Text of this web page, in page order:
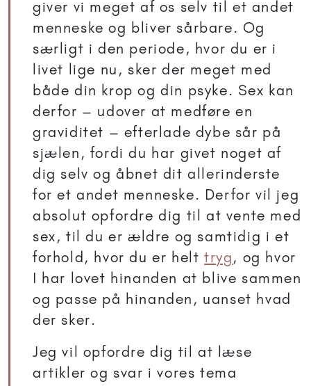
giver vi meget af os selv til et andet
menneske og bliver sårbare. Og
særligt i den periode, hvor du er i
livet lige nu, sker der meget med
både din krop og din psyke. Sex kan
derfor – udover at medføre en
graviditet – efterlade dybe sår på
sjælen, fordi du har givet noget af
dig selv og åbnet dit allerinderste
for et andet menneske. Derfor vil jeg
absolut opfordre dig til at vente med
sex, til du er ældre og samtidig i et
forhold, hvor du er helttryg, og hvor
I har lovet hinanden at blive sammen
og passe på hinanden, uanset hvad
der sker.
Jeg vil opfordre dig til at læse
artikler og svar i vores tema